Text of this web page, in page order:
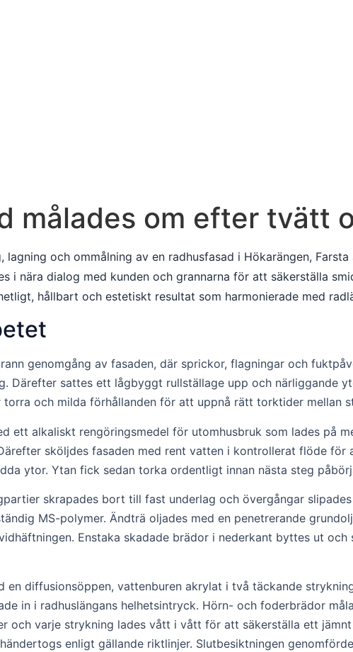
målades om efter tvätt
och ommålning av en radhusfasad i Hökarängen,
i nära dialog med kunden och grannarna för att säkerställa
hållbart och estetiskt resultat som harmonierade med
genomgång av fasaden, där sprickor, flagningar och
Därefter sattes ett lågbyggt rullställage upp och närliggande
torra och milda förhållanden för att uppnå rätt torktider mellan
ett alkaliskt rengöringsmedel för utomhusbruk som lades på
sköljdes fasaden med rent vatten i kontrollerat flöde
ytor. Ytan fick sedan torka ordentligt innan nästa steg
skrapades bort till fast underlag och övergångar
MS-polymer. Ändträ oljades med en penetrerande
Enstaka skadade brädor i nederkant byttes ut
en diffusionsöppen, vattenburen akrylat i två täckande
in i radhuslängans helhetsintryck. Hörn- och foderbrädor
och varje strykning lades vått i vått för att säkerställa ett
enligt gällande riktlinjer. Slutbesiktningen